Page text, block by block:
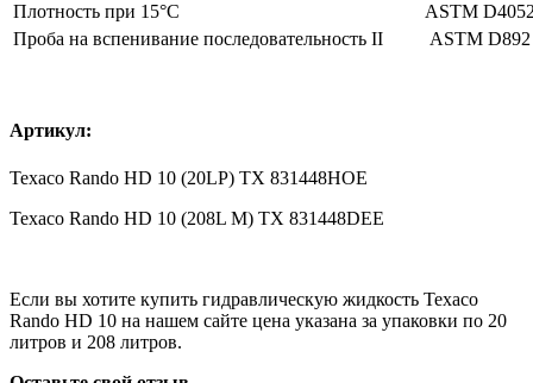
Плотность при 15°C
ASTM
Проба на вспенивание последовательность II
ASTM D892
Артикул:
Texaco Rando HD 10 (20LP) TX 831448HOE
Texaco Rando HD 10 (208L M) TX 831448DEE
Если вы хотите купить гидравлическую жидкость Texaco
Rando HD 10 на нашем сайте цена указана за упаковки по 20
литров и 208 литров.